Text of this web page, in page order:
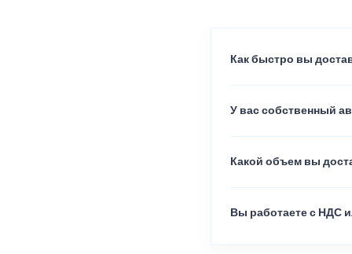
Как быстро вы
У вас собственный
Какой объем вы
Вы работаете с НДС